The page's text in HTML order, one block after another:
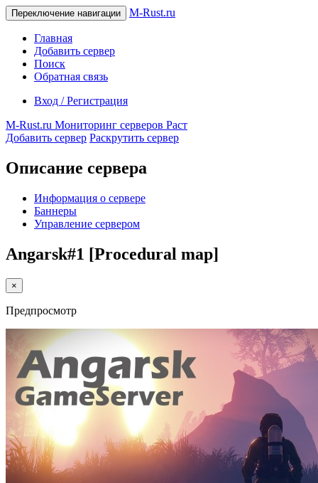
Переключение навигации M-Rust.ru
Главная
Добавить сервер
Поиск
Обратная связь
Вход / Регистрация
M-Rust.ru Мониторинг серверов Раст
Добавить сервер Раскрутить сервер
Описание сервера
Информация о сервере
Баннеры
Управление сервером
Angarsk#1 [Procedural map]
×
Предпросмотр